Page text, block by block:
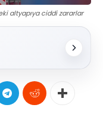
altyapıya ciddi zararlar